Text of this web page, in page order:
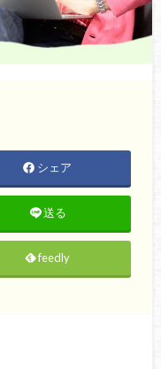
シェア
送る
feedly